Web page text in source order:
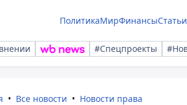
ПолитикаМирФинансыСтатьи
#Спецпроекты
Все новости Новости права